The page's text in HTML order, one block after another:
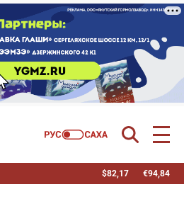
$82,17 €94,84